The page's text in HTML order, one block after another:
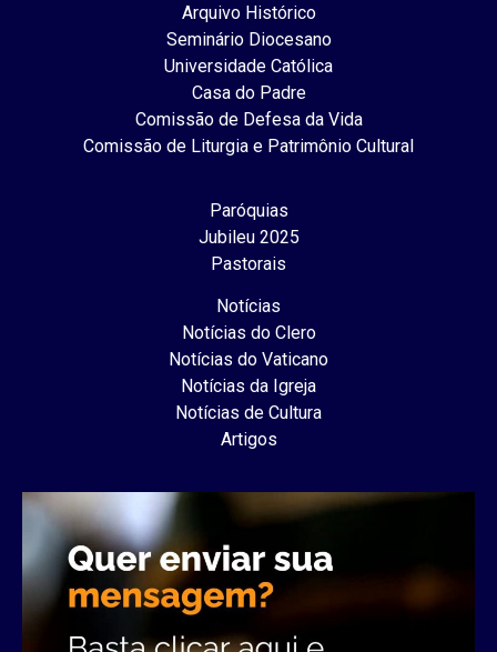
Arquivo Histórico
Seminário Diocesano
Universidade Católica
Casa do Padre
Comissão de Defesa da Vida
Comissão de Liturgia e Patrimônio Cultural
Paróquias
Jubileu 2025
Pastorais
Notícias
Notícias do Clero
Notícias do Vaticano
Notícias da Igreja
Notícias de Cultura
Artigos